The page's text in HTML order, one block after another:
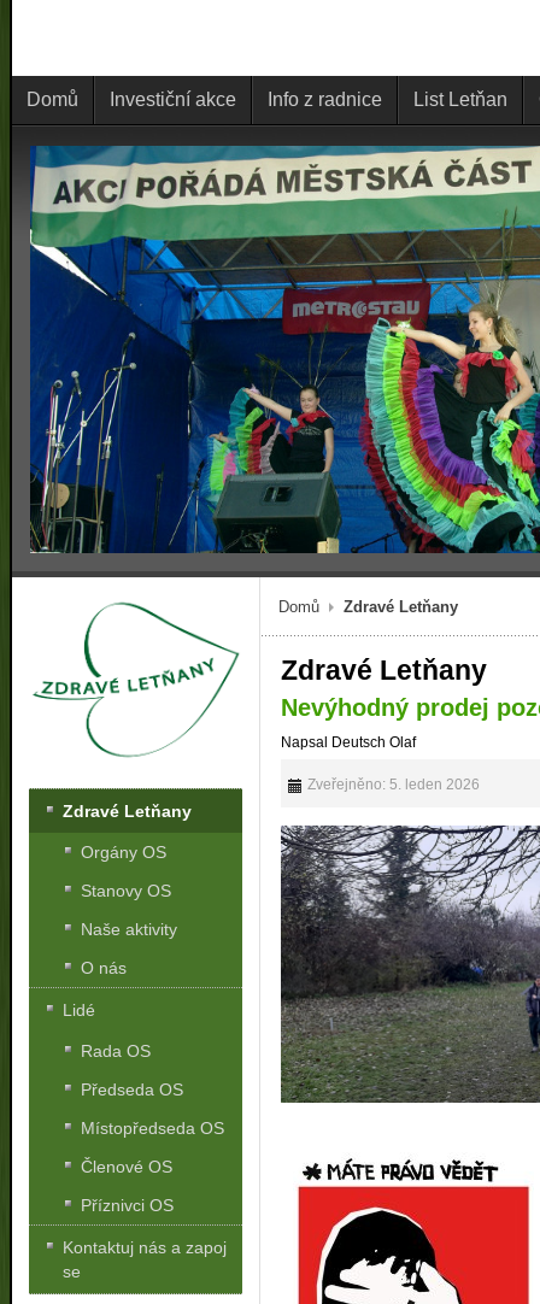
Domů Investiční akce Info z radnice List Letňan
Domů Zdravé Letňany
Zdravé Letňany
Nevýhodný prodej
Napsal Deutsch Olaf
Zveřejněno: 5. leden 2026
Zdravé Letňany
Orgány OS
Stanovy OS
Naše aktivity
O nás
Lidé
Rada OS
Předseda OS
Místopředseda OS
Členové OS
Příznivci OS
Kontaktuj nás a zapoj
se